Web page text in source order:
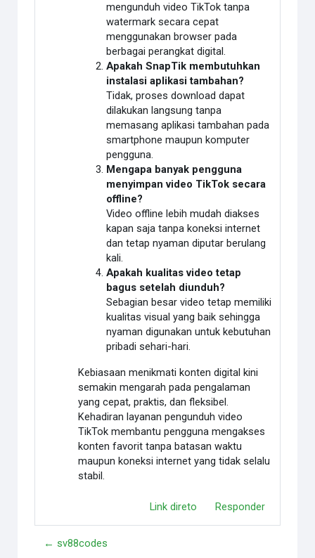
mengunduh video TikTok tanpa
watermark secara cepat
menggunakan browser pada
berbagai perangkat digital.
Apakah SnapTik membutuhkan
instalasi aplikasi tambahan?
Tidak, proses download dapat
dilakukan langsung tanpa
memasang aplikasi tambahan pada
smartphone maupun komputer
pengguna.
Mengapa banyak pengguna
menyimpan video TikTok secara
offline?
Video offline lebih mudah diakses
kapan saja tanpa koneksi internet
dan tetap nyaman diputar berulang
kali.
Apakah kualitas video tetap
bagus setelah diunduh?
Sebagian besar video tetap memiliki
kualitas visual yang baik sehingga
nyaman digunakan untuk kebutuhan
pribadi sehari-hari.
Kebiasaan menikmati konten digital kini
semakin mengarah pada pengalaman
yang cepat, praktis, dan fleksibel.
Kehadiran layanan pengunduh video
TikTok membantu pengguna mengakses
konten favorit tanpa batasan waktu
maupun koneksi internet yang tidak selalu
stabil.
Link direto Responder
← sv88codes